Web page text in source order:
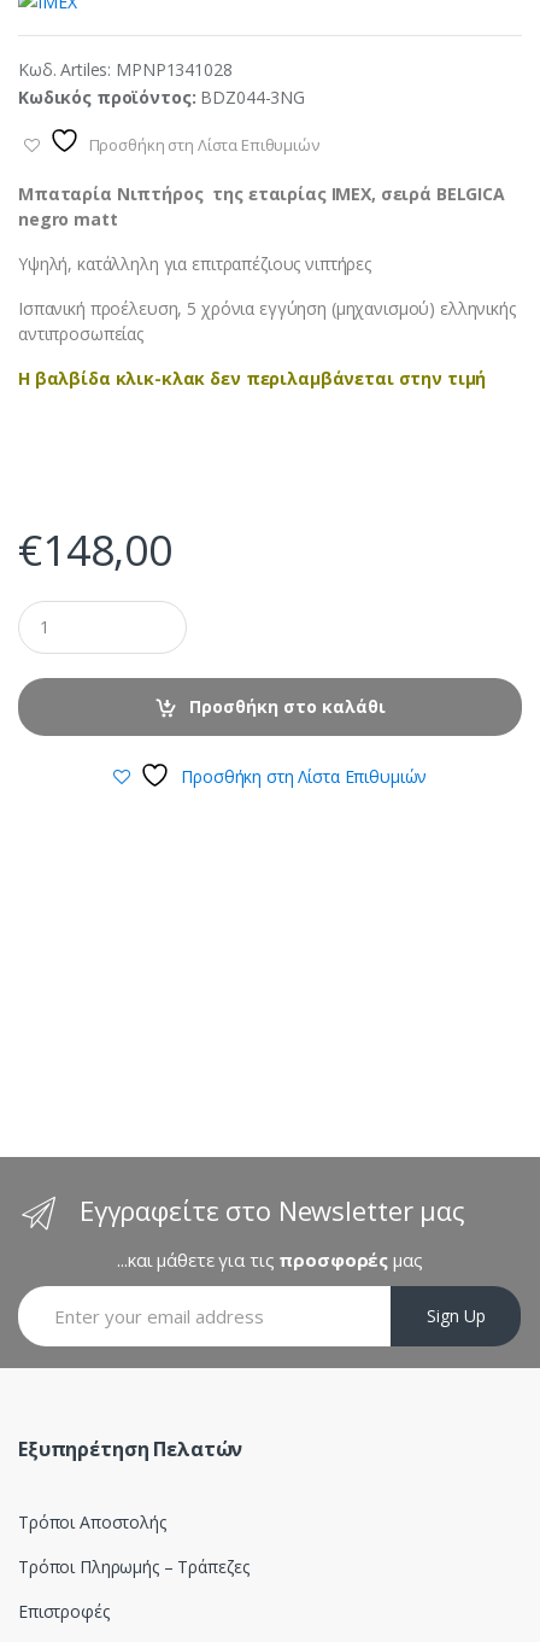
Κωδ. Artiles: MPNP1341028
Κωδικός προϊόντος: BDZ044-3NG
Προσθήκη στη Λίστα Επιθυμιών
Μπαταρία Νιπτήρος της εταιρίας IMEX, σειρά BELGICA
negro matt
Υψηλή, κατάλληλη για επιτραπέζιους νιπτήρες
Ισπανική προέλευση, 5 χρόνια εγγύηση (μηχανισμού) ελληνικής
αντιπροσωπείας
Η βαλβίδα κλικ-κλακ δεν περιλαμβάνεται στην τιμή
€148,00
Προσθήκη στο καλάθι
Προσθήκη στη Λίστα Επιθυμιών
d
Εγγραφείτε στο Newsletter μας
...και μάθετε για τις προσφορές μας
Sign Up
Εξυπηρέτηση Πελατών
Τρόποι Αποστολής
Τρόποι Πληρωμής – Τράπεζες
Επιστροφές